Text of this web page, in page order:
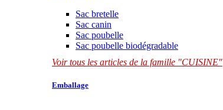
Sac bretelle
Sac canin
Sac poubelle
Sac poubelle biodégradable
Voir tous les articles de la famille "CUISINE"
Emballage